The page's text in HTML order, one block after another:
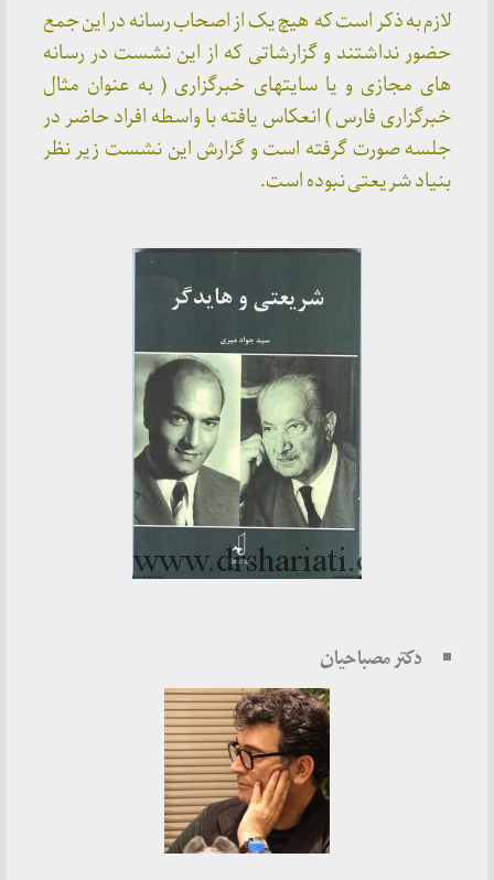
لازم به ذکر است که هیچ یک از اصحاب رسانه در این جمع
حضور نداشتند و گزارشاتی که از این نشست در رسانه
های مجازی و یا سایتهای خبرگزاری‌ ( به عنوان مثال
خبرگزاری فارس) انعکاس یافته با واسطه افراد حاضر در
جلسه صورت گرفته است و گزارش این نشست زیر نظر
بنیاد شریعتی نبوده است.
دکتر مصباحیان